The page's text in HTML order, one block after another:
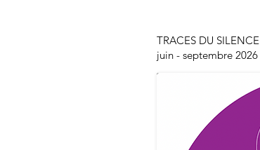
TRACES DU SILENCE
juin - septembre 2026